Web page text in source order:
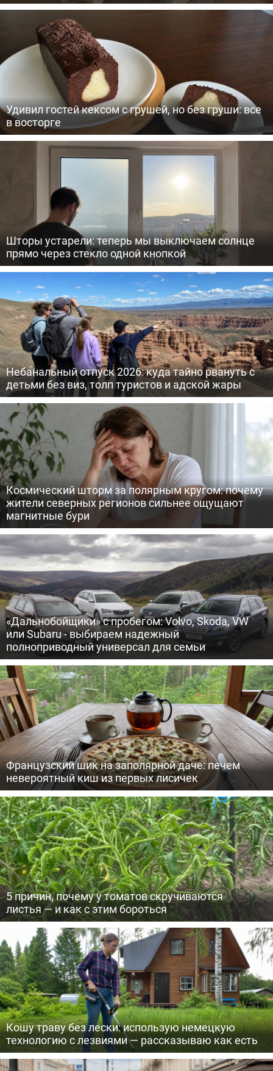
Удивил гостей кексом с грушей, но без груши: все
в восторге
Шторы устарели: теперь мы выключаем солнце
прямо через стекло одной кнопкой
Небанальный отпуск 2026: куда тайно рвануть с
детьми без виз, толп туристов и адской жары
Космический шторм за полярным кругом: почему
жители северных регионов сильнее ощущают
магнитные бури
«Дальнобойщики» с пробегом: Volvo, Skoda, VW
или Subaru - выбираем надежный
полноприводный универсал для семьи
Французский шик на заполярной даче: печем
невероятный киш из первых лисичек
5 причин, почему у томатов скручиваются
листья — и как с этим бороться
Кошу траву без лески: использую немецкую
технологию с лезвиями — рассказываю как есть